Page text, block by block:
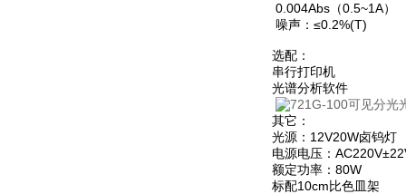
0.004Abs（0.5~1A）
噪声：≤0.2%(T)
选配：
串行打印机
光谱分析软件
其它：
光源：12V20W卤钨灯
电源电压：
额定功率：80W
标配10cm比色皿架